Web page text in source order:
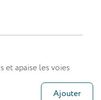
et apaise les voies
Ajouter